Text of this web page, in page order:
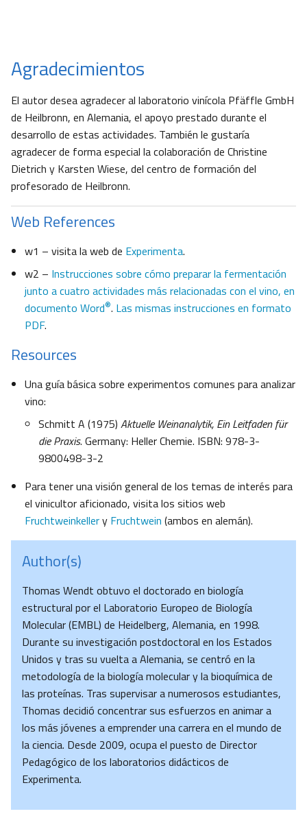
Agradecimientos
El autor desea agradecer al laboratorio vinícola Pfäffle GmbH
de Heilbronn, en Alemania, el apoyo prestado durante el
desarrollo de estas actividades. También le gustaría
agradecer de forma especial la colaboración de Christine
Dietrich y Karsten Wiese, del centro de formación del
profesorado de Heilbronn.
Web References
w1 – visita la web de Experimenta.
w2 – Instrucciones sobre cómo preparar la fermentación
junto a cuatro actividades más relacionadas con el vino, en
documento Word®. Las mismas instrucciones en formato
PDF.
Resources
Una guía básica sobre experimentos comunes para analizar
vino:
Schmitt A (1975) Aktuelle Weinanalytik, Ein Leitfaden für
die Praxis. Germany: Heller Chemie. ISBN: 978-3-
9800498-3-2
Para tener una visión general de los temas de interés para
el vinicultor aficionado, visita los sitios web
Fruchtweinkellery Fruchtwein (ambos en alemán).
Author(s)
Thomas Wendt obtuvo el doctorado en biología
estructural por el Laboratorio Europeo de Biología
Molecular (EMBL) de Heidelberg, Alemania, en 1998.
Durante su investigación postdoctoral en los Estados
Unidos y tras su vuelta a Alemania, se centró en la
metodología de la biología molecular y la bioquímica de
las proteínas. Tras supervisar a numerosos estudiantes,
Thomas decidió concentrar sus esfuerzos en animar a
los más jóvenes a emprender una carrera en el mundo de
la ciencia. Desde 2009, ocupa el puesto de Director
Pedagógico de los laboratorios didácticos de
Experimenta.